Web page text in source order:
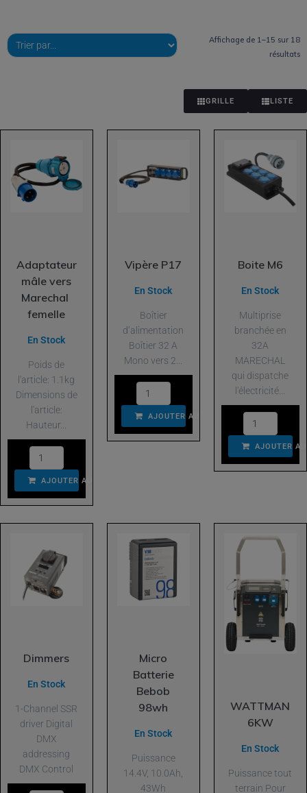
Affichage de 1–15 sur 18
résultats
GRILLE LISTE
Adaptateur
mâle vers
Marechal
femelle
En Stock
Poids de
l'article: 1.1kg
Dimensions de
l'article:
Hauteur...
AJOUTER AU PANIER
Vipère P17
En Stock
Boîtier
d’alimentation
Boîtier 32 A
Mono vers 2...
AJOUTER AU PANIER
Boite M6
En Stock
Multiprise
branchée en
32A
MARECHAL
qui dispatche
l'électricité...
AJOUTER
Dimmers
En Stock
1-Channel SSR
driver Digital
DMX
addressing
DMX Control
Micro
Batterie
Bebob
98wh
En Stock
Puissance
14.4V, 10.0Ah,
43Wh
WATTMAN
6KW
En Stock
Puissance tout
terrain Pour